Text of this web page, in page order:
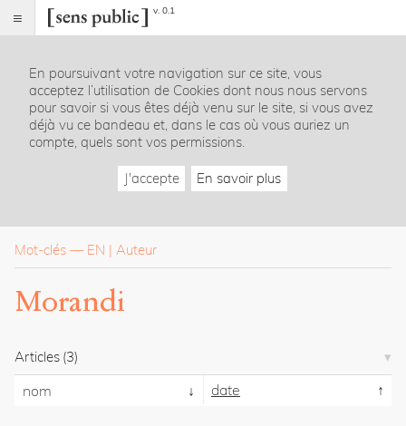
v. 0.1
Index
Rubriques
Essais
La
revue
Présentation
Publier
En poursuivant votre navigation sur ce site, vous
acceptez l’utilisation de Cookies dont nous nous servons
pour savoir si vous êtes déjà venu sur le site, si vous avez
déjà vu ce bandeau et, dans le cas où vous auriez un
compte, quels sont vos permissions.
J'accepte En savoir plus
Mot-clés — EN Auteur
Morandi
Articles (3)
nom date